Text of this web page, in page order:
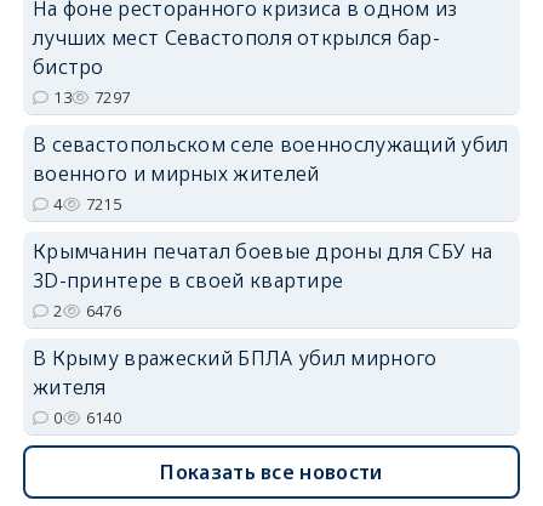
На фоне ресторанного кризиса в одном из
лучших мест Севастополя открылся бар-
бистро
13 7297
В севастопольском селе военнослужащий убил
военного и мирных жителей
4 7215
Крымчанин печатал боевые дроны для СБУ на
3D-принтере в своей квартире
2 6476
В Крыму вражеский БПЛА убил мирного
жителя
0 6140
Показать все новости